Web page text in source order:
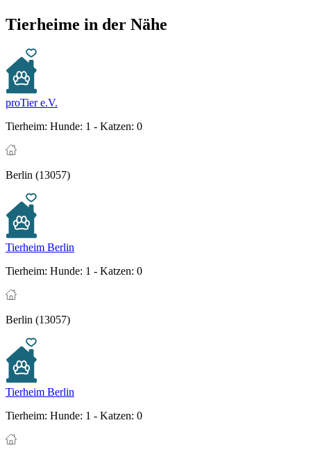
Tierheime in der Nähe
proTier e.V.
Tierheim: Hunde: 1 - Katzen: 0
Berlin (13057)
Tierheim Berlin
Tierheim: Hunde: 1 - Katzen: 0
Berlin (13057)
Tierheim Berlin
Tierheim: Hunde: 1 - Katzen: 0